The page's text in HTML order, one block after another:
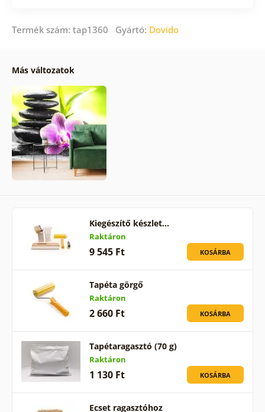
Termék szám: tap1360 Gyártó: Dovido
Más változatok
Kiegészítő készlet…
Raktáron
9 545 Ft KOSÁRBA
Tapéta görgő
Raktáron
2 660 Ft KOSÁRBA
Tapétaragasztó (70 g)
Raktáron
1 130 Ft KOSÁRBA
Ecset ragasztóhoz